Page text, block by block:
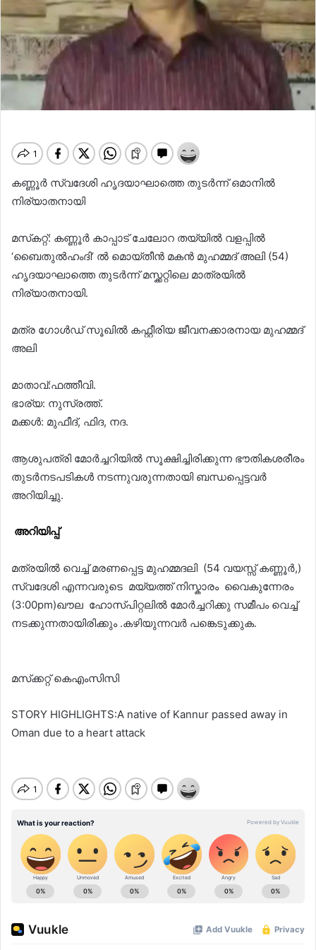
കണ്ണൂര്‍ സ്വദേശി ഹൃദയാഘാത്തെ തുടർന്ന് ഒമാനിൽ
നിര്യാതനായി
മസ്‌കറ്റ്: കണ്ണൂര്‍ കാപ്പാട് ചേലോറ തയ്യില്‍ വളപ്പില്‍
‘ബൈതുല്‍ഹംദി’ ൽ മൊയ്തീന്‍ മകൻ മുഹമ്മദ് അലി (54)
ഹൃദയാഘാത്തെ തുടർന്ന് മസ്ക്കറ്റിലെ മാത്രയിൽ
നിര്യാതനായി.
മത്ര ഗോള്‍ഡ് സൂഖില്‍ കഫ്റ്റീരിയ ജീവനക്കാരനായ മുഹമ്മദ്
അലി
മാതാവ്:ഫത്തീവി.
ഭാര്യ: നുസ്രത്ത്.
മക്കൾ: മുഫീദ്, ഫിദ, നദ.
ആശുപത്രി മോർച്ചറിയിൽ സൂക്ഷിച്ചിരിക്കുന്ന ഭൗതികശരീരം
തുടർനടപടികൾ നടന്നുവരുന്നതായി ബന്ധപ്പെട്ടവർ
അറിയിച്ചു.
അറിയിപ്പ്
മത്രയിൽ വെച്ച് മരണപ്പെട്ട മുഹമ്മദലി (54 വയസ്സ് കണ്ണൂർ,)
സ്വദേശി എന്നവരുടെ മയ്യത്ത് നിസ്കാരം വൈകുന്നേരം
(3:00pm)ഖൗല ഹോസ്പിറ്റലിൽ മോർച്ചറിക്കു സമീപം വെച്ച്
നടക്കുന്നതായിരിക്കും .കഴിയുന്നവർ പങ്കെടുക്കുക.
മസ്‌ക്കറ്റ് കെഎംസിസി
STORY HIGHLIGHTS:A native of Kannur passed away in
Oman due to a heart attack